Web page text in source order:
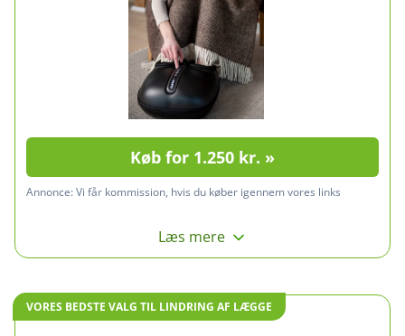
Køb for 1.250 kr. »
Annonce:Vi får kommission, hvis du køber igennem vores links
Læs mere
VORES BEDSTE VALG TIL LINDRING AF LÆGGE